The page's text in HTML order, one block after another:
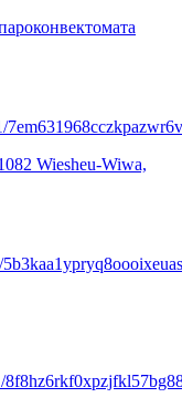
Wiesheu-Wiwa,